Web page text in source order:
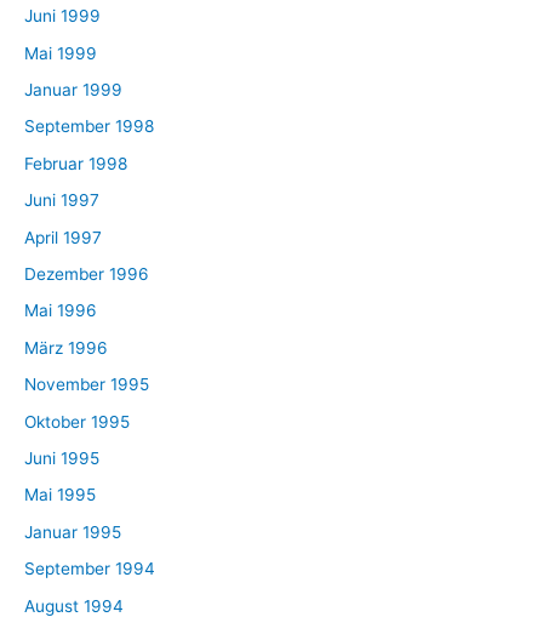
Juni 1999
Mai 1999
Januar 1999
September 1998
Februar 1998
Juni 1997
April 1997
Dezember 1996
Mai 1996
März 1996
November 1995
Oktober 1995
Juni 1995
Mai 1995
Januar 1995
September 1994
August 1994